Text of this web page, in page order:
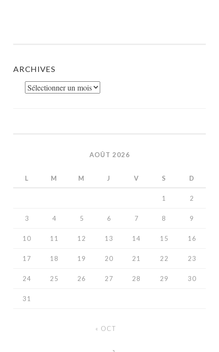
ARCHIVES
Archives
AOÛT 2026
L M M J V S D
1 2
3 4 5 6 7 8 9
10 11 12 13 14 15 16
17 18 19 20 21 22 23
24 25 26 27 28 29 30
31
« OCT